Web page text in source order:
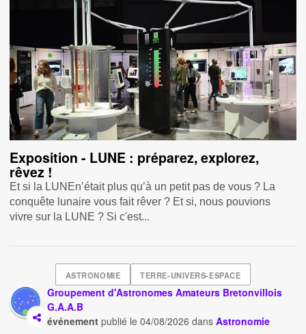
Exposition - LUNE : préparez, explorez,
rêvez !
Et si la LUNEn’était plus qu’à un petit pas de vous ? La
conquête lunaire vous fait rêver ? Et si, nous pouvions
vivre sur la LUNE ? Si c'est...
ASTRONOMIE TERRE-UNIVERS-ESPACE
Groupement d'Astronomes Amateurs Bretonvillois
G.A.A.B
événement publié le04/08/2026 dansAstronomie